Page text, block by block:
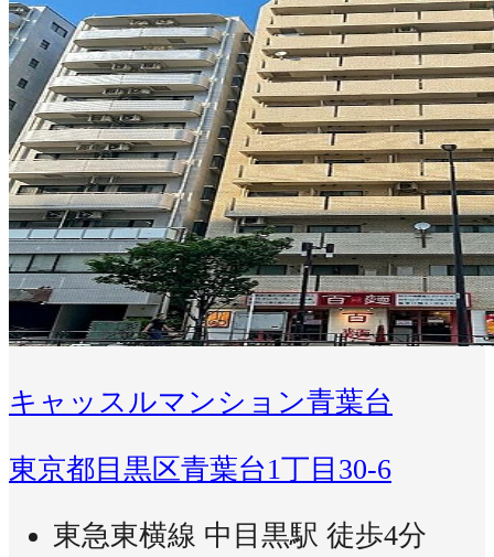
キャッスルマンション青葉台
東京都目黒区青葉台1丁目30-6
東急東横線 中目黒駅 徒歩4分